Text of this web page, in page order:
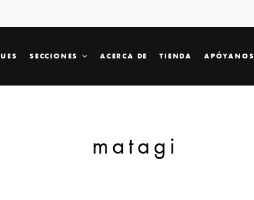
SECCIONES ACERCA DE TIENDA APÓYANOS
matagi